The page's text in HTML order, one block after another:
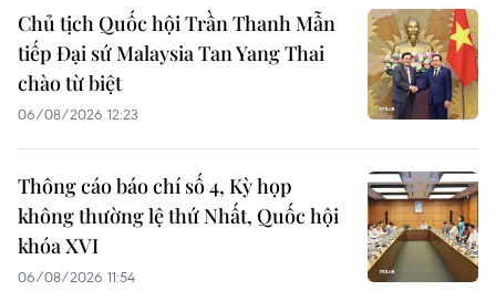
Chủ tịch Quốc hội Trần Thanh Mẫn
tiếp Đại sứ Malaysia Tan Yang Thai
chào từ biệt
06/08/2026 12:23
Thông cáo báo chí số 4, Kỳ họp
không thường lệ thứ Nhất, Quốc hội
khóa XVI
06/08/2026 11:54